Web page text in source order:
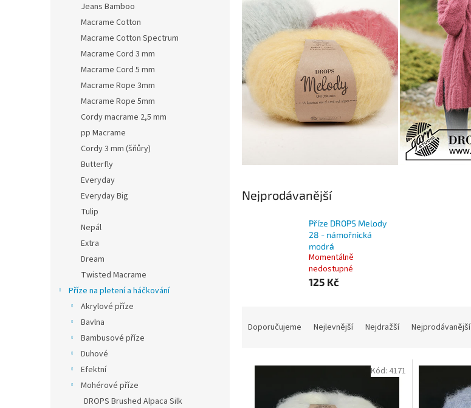
Jeans Bamboo
Macrame Cotton
Macrame Cotton Spectrum
Macrame Cord 3 mm
Macrame Cord 5 mm
Macrame Rope 3mm
Macrame Rope 5mm
Cordy macrame 2,5 mm
pp Macrame
Cordy 3 mm (šňůry)
Butterfly
Everyday
Everyday Big
Tulip
Nepál
Extra
Dream
Twisted Macrame
Příze na pletení a háčkování
Akrylové příze
Bavlna
Bambusové příze
Duhové
Efektní
Mohérové příze
DROPS Brushed Alpaca Silk
Nejprodávanější
Příze DROPS Melody
28 - námořnická
modrá
Momentálně
nedostupné
125 Kč
Doporučujeme Nejlevnější Nejdražší Nejprodávanější
Kód: 4171